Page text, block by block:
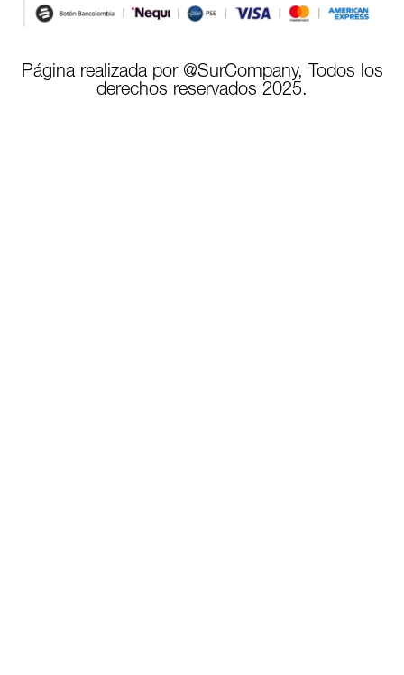
Página realizada por @SurCompany, Todos los
derechos reservados 2025.